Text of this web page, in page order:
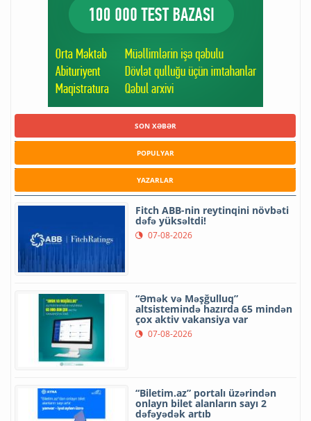
SON XƏBƏR
POPULYAR
YAZARLAR
Fitch ABB-nin reytinqini növbəti
dəfə yüksəltdi!
07-08-2026
“Əmək və Məşğulluq”
altsistemində hazırda 65 mindən
çox aktiv vakansiya var
07-08-2026
“Biletim.az” portalı üzərindən
onlayn bilet alanların sayı 2
dəfəyədək artıb